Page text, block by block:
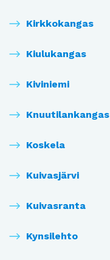
Kirkkokangas
Kiulukangas
Kiviniemi
Knuutilankangas
Koskela
Kuivasjärvi
Kuivasranta
Kynsilehto